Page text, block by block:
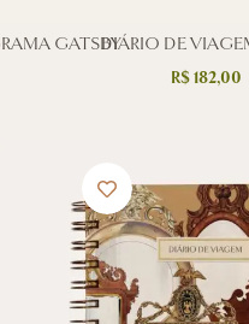
GATSBYDIÁRIO DE
R$182,00